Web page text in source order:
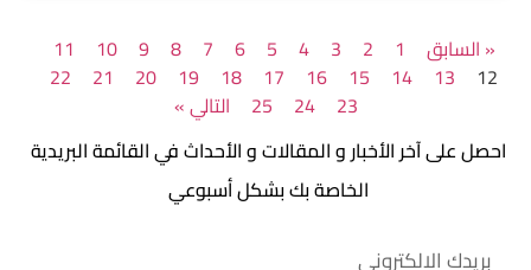
« السابق 1
2
3
4
5
6
7
8
9
10
11
12
13
14
15
16
17
18
19
20
21
22
23
24
25
التالي »
احصل على آخر الأخبار و المقالات و الأحداث في القائمة البريدية
الخاصة بك بشكل أسبوعي